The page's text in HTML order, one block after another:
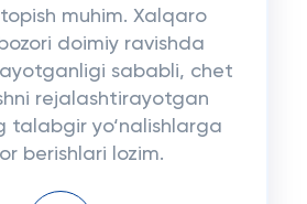
topish muhim. Xalqaro
doimiy ravishda
sababli, chet
rejalashtirayotgan
talabgir yo‘nalishlarga
berishlari lozim.